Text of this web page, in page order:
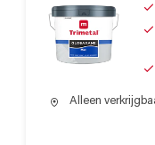
Alleen